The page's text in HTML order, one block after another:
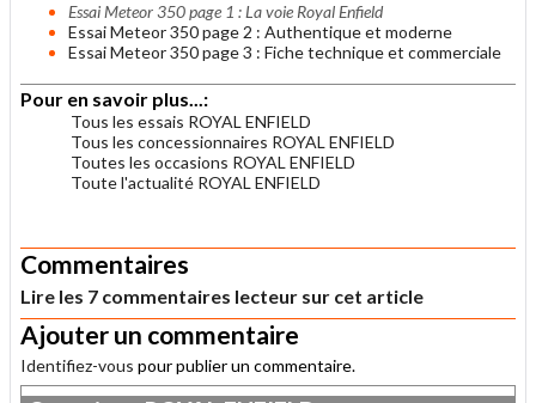
Essai Meteor 350 page 1 : La voie Royal Enfield
Essai Meteor 350 page 2 : Authentique et moderne
Essai Meteor 350 page 3 : Fiche technique et commerciale
Pour en savoir plus...:
Tous les essais ROYAL ENFIELD
Tous les concessionnaires ROYAL ENFIELD
Toutes les occasions ROYAL ENFIELD
Toute l'actualité ROYAL ENFIELD
Commentaires
Lire les 7 commentaires lecteur sur cet article
Ajouter un commentaire
Identifiez-vous pour publier un commentaire.